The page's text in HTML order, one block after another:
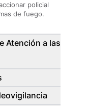
policial
de fuego.
Atención a las